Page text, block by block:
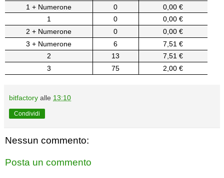
1 + Numerone
0
0,00 €
1
0
0,00 €
2 + Numerone
0
0,00 €
3 + Numerone
6
7,51 €
2
13
7,51 €
3
75 2,00 €
bitfactory alle 13:10
Condividi
Nessun commento:
Posta un commento